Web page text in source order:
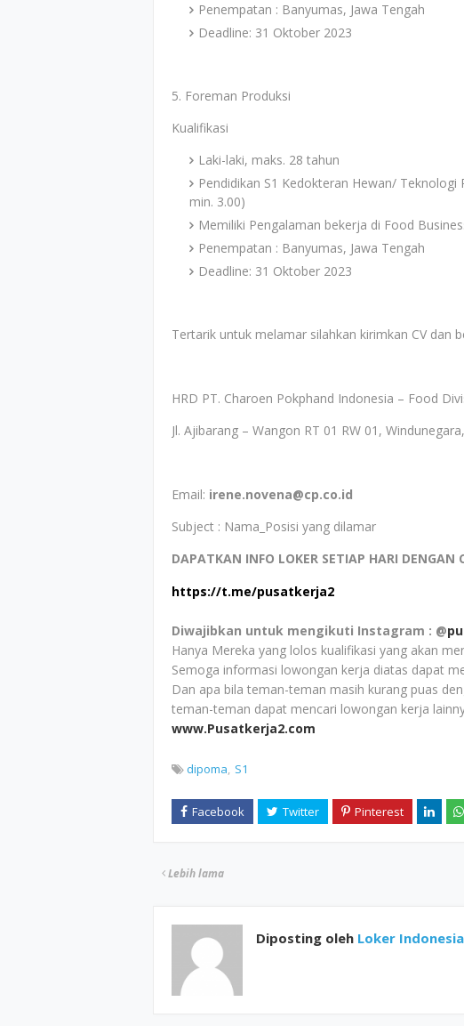
Penempatan : Banyumas, Jawa Tengah
Deadline: 31 Oktober 2023
5. Foreman Produksi
Kualifikasi
Laki-laki, maks. 28 tahun
Pendidikan S1 Kedokteran Hewan/
min. 3.00)
Memiliki Pengalaman bekerja di Food
Penempatan : Banyumas, Jawa Tengah
Deadline: 31 Oktober 2023
Tertarik untuk melamar silahkan kirimkan CV dan
HRD PT. Charoen Pokphand Indonesia – Food
Jl. Ajibarang – Wangon RT 01 RW 01,
Email: irene.novena@cp.co.id
Subject : Nama_Posisi yang dilamar
DAPATKAN INFO LOKER SETIAP HARI DENGAN
https://t.me/pusatkerja2
Diwajibkan untuk mengikuti Instagram : @
Hanya Mereka yang lolos kualifikasi yang akan
Semoga informasi lowongan kerja diatas dapat
Dan apa bila teman-teman masih kurang puas
teman-teman dapat mencari lowongan kerja
www.Pusatkerja2.com
dipoma S1
Lebih lama
Diposting oleh Loker Indonesia